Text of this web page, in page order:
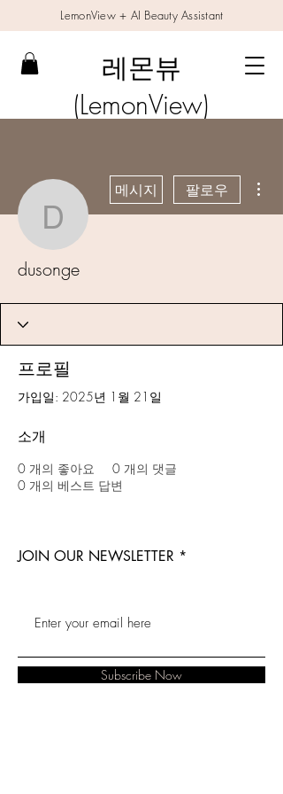
LemonView + AI Beauty Assistant
레몬뷰
(LemonView)
dusonge
메시지 팔로우
dusonge
프로필
가입일: 2025년 1월 21일
소개
0 개의 좋아요 0 개의 댓글
0 개의 베스트 답변
JOIN OUR NEWSLETTER
Subscribe Now